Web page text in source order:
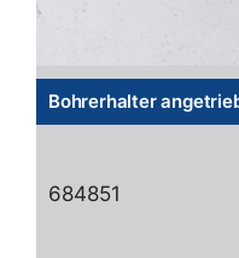
Bohrerhalter
684851